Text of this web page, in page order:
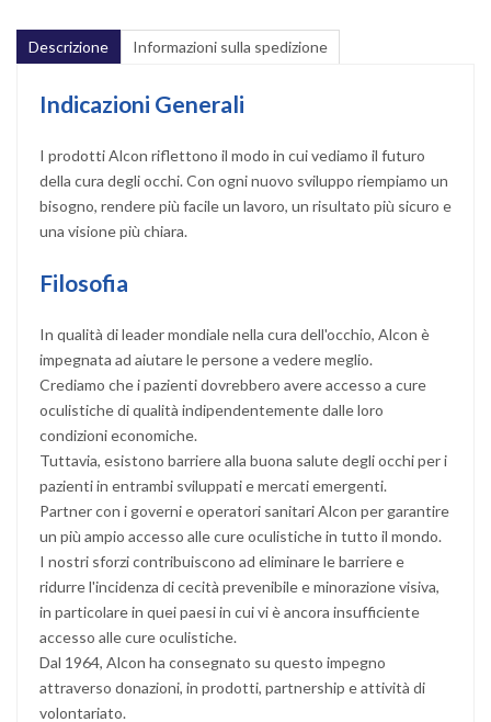
Descrizione Informazioni sulla spedizione
Indicazioni Generali
I prodotti Alcon riflettono il modo in cui vediamo il futuro
della cura degli occhi. Con ogni nuovo sviluppo riempiamo un
bisogno, rendere più facile un lavoro, un risultato più sicuro e
una visione più chiara.
Filosofia
In qualità di leader mondiale nella cura dell'occhio, Alcon è
impegnata ad aiutare le persone a vedere meglio.
Crediamo che i pazienti dovrebbero avere accesso a cure
oculistiche di qualità indipendentemente dalle loro
condizioni economiche.
Tuttavia, esistono barriere alla buona salute degli occhi per i
pazienti in entrambi sviluppati e mercati emergenti.
Partner con i governi e operatori sanitari Alcon per garantire
un più ampio accesso alle cure oculistiche in tutto il mondo.
I nostri sforzi contribuiscono ad eliminare le barriere e
ridurre l'incidenza di cecità prevenibile e minorazione visiva,
in particolare in quei paesi in cui vi è ancora insufficiente
accesso alle cure oculistiche.
Dal 1964, Alcon ha consegnato su questo impegno
attraverso donazioni, in prodotti, partnership e attività di
volontariato.